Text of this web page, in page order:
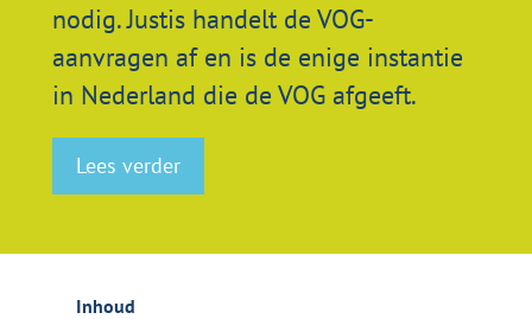
nodig. Justis handelt de VOG-
aanvragen af en is de enige instantie
in Nederland die de VOG afgeeft.
Lees verder
Inhoud